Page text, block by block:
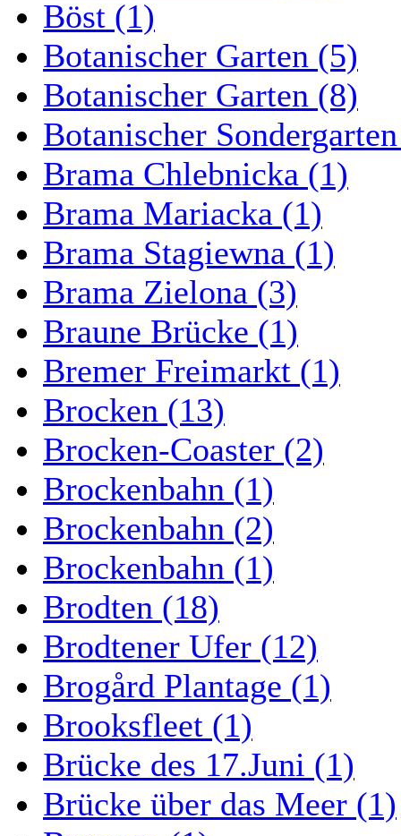
Böst (1)
Botanischer Garten (5)
Botanischer Garten (8)
Botanischer
Brama Chlebnicka (1)
Brama Mariacka (1)
Brama Stagiewna (1)
Brama Zielona (3)
Braune Brücke (1)
Bremer Freimarkt (1)
Brocken (13)
Brocken-Coaster (2)
Brockenbahn (1)
Brockenbahn (2)
Brockenbahn (1)
Brodten (18)
Brodtener Ufer (12)
Brogård Plantage (1)
Brooksfleet (1)
Brücke des 17.Juni (1)
Brücke über das Meer (1)